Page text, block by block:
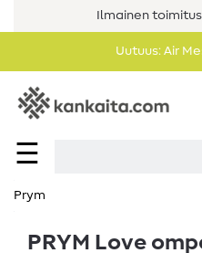
Ilmainen
Uutuus: Air
☰
Prym
PRYM Love